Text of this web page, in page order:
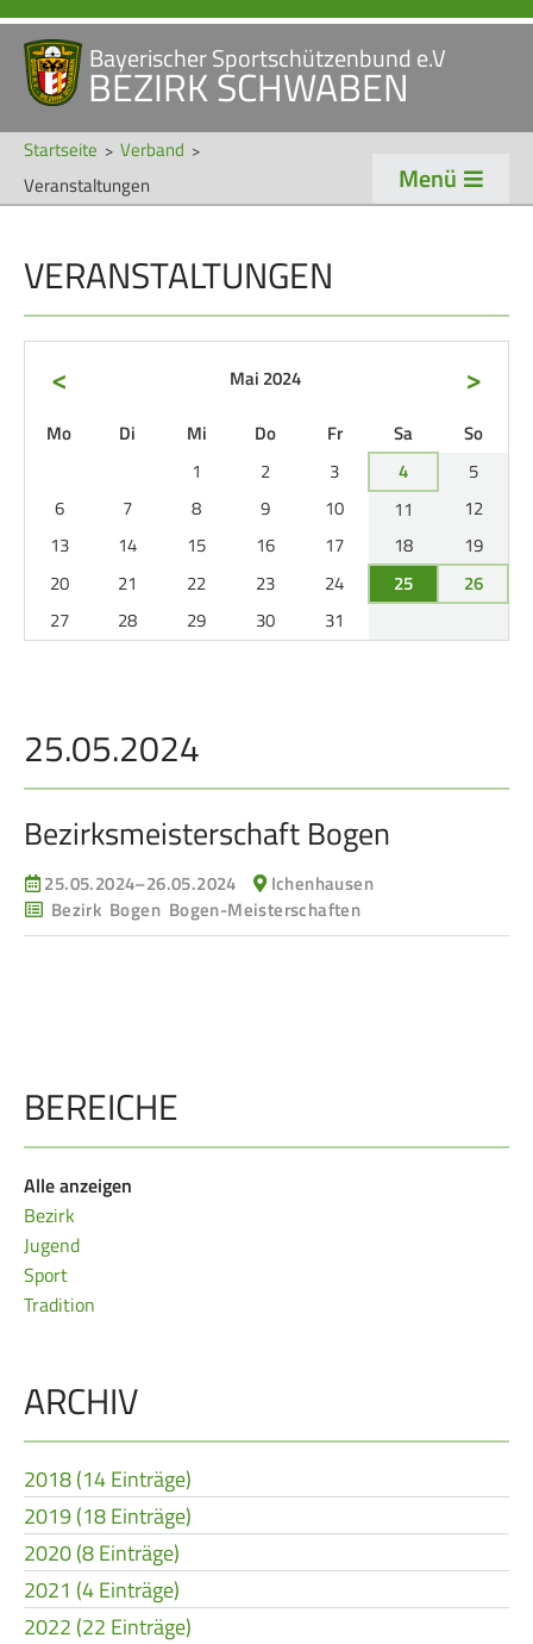
Bayerischer Sportschützenbund e.V
BEZIRK SCHWABEN
Startseite
Verband
Veranstaltungen
Menü
VERANSTALTUNGEN
< Mai 2024 >
Montag Di MittwochDonnerstag
Freitag Samstag Sonntag
1
2 3 4
5
6
7 8 9 10 11
12
13
14 15 16 17 18
19
20
21 22 23 24 25
26
27
28 29 30 31
25.05.2024
Bezirksmeisterschaft Bogen
25.05.2024–26.05.2024
Ichenhausen
Bezirk Bogen Bogen-Meisterschaften
BEREICHE
Alle anzeigen
Bezirk
Jugend
Sport
Tradition
ARCHIV
2018 (14 Einträge)
2019 (18 Einträge)
2020 (8 Einträge)
2021 (4 Einträge)
2022 (22 Einträge)
Navigation
überspringen
STARTSEITE
VERANSTALTUNGEN
NEWS
Navigation
Veranstaltungen
Bezirk Schwaben
Präsidium
Ehrungen
Service
Schützentradition
Bezirksschützen­tag
Böllerschützen
Schützen­­museum
SPORT
Bogen
Senioren-Auflage
Kader
RWK
JUGEND
Lichtgewehre
Frauen Ü40
Navigation
überspringen
Datenschutz